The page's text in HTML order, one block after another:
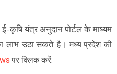
कृषि यंत्र अनुदान पोर्टल के माध्‍यम
लाभ उठा सकते है। मध्य प्रदेश की
पर क्लिक करें.